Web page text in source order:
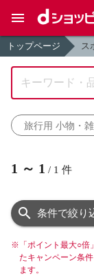
トップページ ス
旅行用 小物・
1 ～ 1 / 1 件
条件で絞り
※ 「ポイント最大○
たキャンペーン条
ます。